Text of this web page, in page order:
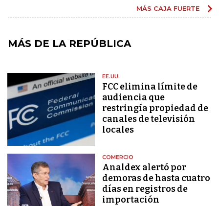
MÁS CAJA FUERTE
MÁS DE LA REPÚBLICA
EE.UU.
FCC elimina límite de
audiencia que
restringía propiedad de
canales de televisión
locales
COMERCIO
Analdex alertó por
demoras de hasta cuatro
días en registros de
importación